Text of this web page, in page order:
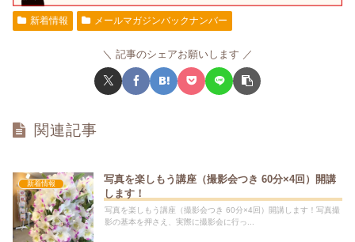
新着情報 メールマガジンバックナンバー
記事のシェアお願いします
関連記事
新着情報
写真を楽しもう講座（撮影会つき 60分×4回）開講
します！
写真を楽しもう講座（撮影会つき 60分×4回）開講します！写真撮
影の基本を押さえ、実際に撮影会に行っ...